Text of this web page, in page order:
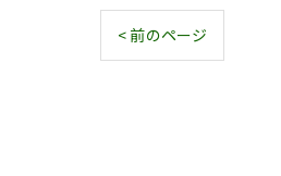
< 前のページ